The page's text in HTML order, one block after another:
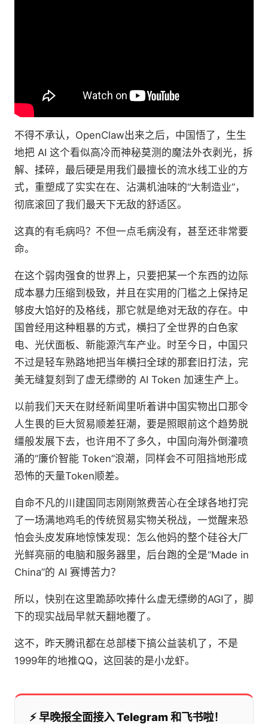
不得不承认，OpenClaw出来之后，中国悟了，生生
地把 AI 这个看似高冷而神秘莫测的魔法外衣剥光，拆
解、揉碎，最后硬是用我们最擅长的流水线工业的方
式，重塑成了实实在在、沾满机油味的“大制造业”，
彻底滚回了我们最天下无敌的舒适区。
这真的有毛病吗？不但一点毛病没有，甚至还非常要
命。
在这个弱肉强食的世界上，只要把某一个东西的边际
成本暴力压缩到极致，并且在实用的门槛之上保持足
够皮大馅好的及格线，那它就是绝对无敌的存在。中
国曾经用这种粗暴的方式，横扫了全世界的白色家
电、光伏面板、新能源汽车产业。时至今日，中国只
不过是轻车熟路地把当年横扫全球的那套旧打法，完
美无缝复刻到了虚无缥缈的 AI Token 加速生产上。
以前我们天天在财经新闻里听着讲中国实物出口那令
人生畏的巨大贸易顺差狂潮，要是照眼前这个趋势脱
缰般发展下去，也许用不了多久，中国向海外倒灌喷
涌的“廉价智能 Token”浪潮，同样会不可阻挡地形成
恐怖的天量Token顺差。
自命不凡的川建国同志刚刚煞费苦心在全球各地打完
了一场满地鸡毛的传统贸易实物关税战，一觉醒来恐
怕会头皮发麻地惊悚发现：怎么他妈的整个硅谷大厂
光鲜亮丽的电脑和服务器里，后台跑的全是“Made in
China”的 AI 赛博苦力？
所以，快别在这里跪舔吹捧什么虚无缥缈的AGI了，脚
下的现实战局早就天翻地覆了。
这不，昨天腾讯都在总部楼下搞公益装机了，不是
1999年的地推QQ，这回装的是小龙虾。
⚡️ 早晚报全面接入 Telegram 和飞书啦！